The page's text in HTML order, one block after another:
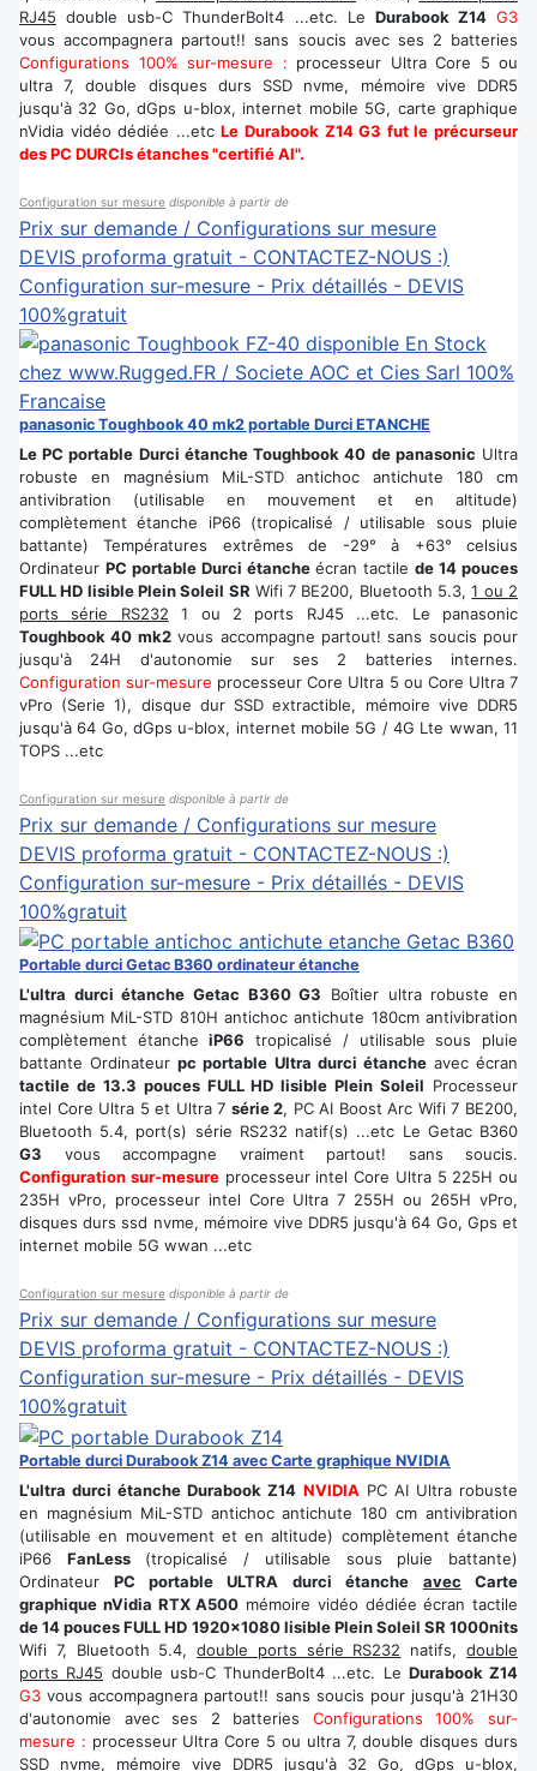
RJ45 double usb-C ThunderBolt4 ...etc. Le Durabook Z14 G3
vous accompagnera partout!! sans soucis avec ses 2 batteries
Configurations 100% sur-mesure : processeur Ultra Core 5 ou
ultra 7, double disques durs SSD nvme, mémoire vive DDR5
jusqu'à 32 Go, dGps u-blox, internet mobile 5G, carte graphique
nVidia vidéo dédiée ...etcLe Durabook Z14 G3 fut le précurseur
des PC DURCIs étanches "certifié AI".
Configuration sur mesure disponible à partir de
Prix sur demande / Configurations sur mesure
DEVIS proforma gratuit - CONTACTEZ-NOUS :)
Configuration sur-mesure - Prix détaillés - DEVIS
100%gratuit
panasonic Toughbook 40 mk2 portable Durci ETANCHE
Le PC portable Durci étanche Toughbook 40 de panasonic Ultra
robuste en magnésium MiL-STD antichoc antichute 180 cm
antivibration (utilisable en mouvement et en altitude)
complètement étanche iP66 (tropicalisé / utilisable sous pluie
battante) Températures extrêmes de -29° à +63° celsius
Ordinateur PC portable Durci étancheécran tactilede 14 pouces
FULL HD lisible Plein Soleil SR Wifi 7 BE200, Bluetooth 5.3,1 ou 2
ports série RS232 1 ou 2 ports RJ45 ...etc. Le panasonic
Toughbook 40 mk2vous accompagne partout! sans soucis pour
jusqu'à 24H d'autonomie sur ses 2 batteries internes.
Configuration sur-mesure processeur Core Ultra 5 ou Core Ultra 7
vPro (Serie 1), disque dur SSD extractible, mémoire vive DDR5
jusqu'à 64 Go, dGps u-blox, internet mobile 5G / 4G Lte wwan, 11
TOPS ...etc
Configuration sur mesure disponible à partir de
Prix sur demande / Configurations sur mesure
DEVIS proforma gratuit - CONTACTEZ-NOUS :)
Configuration sur-mesure - Prix détaillés - DEVIS
100%gratuit
Portable durci Getac B360 ordinateur étanche
L'ultra durci étanche Getac B360 G3 Boîtier ultra robuste en
magnésium MiL-STD 810H antichoc antichute 180cm antivibration
complètement étancheiP66 tropicalisé / utilisable sous pluie
battante Ordinateurpc portable Ultra durci étancheavec écran
tactile de 13.3 pouces FULL HD lisible Plein Soleil Processeur
intel Core Ultra 5 et Ultra 7 série 2, PC AI Boost Arc Wifi 7 BE200,
Bluetooth 5.4, port(s) série RS232 natif(s) ...etc Le Getac B360
G3 vous accompagne vraiment partout! sans soucis.
Configuration sur-mesureprocesseur intel Core Ultra 5 225H ou
235H vPro, processeur intel Core Ultra 7 255H ou 265H vPro,
disques durs ssd nvme, mémoire vive DDR5 jusqu'à 64 Go, Gps et
internet mobile 5G wwan ...etc
Configuration sur mesure disponible à partir de
Prix sur demande / Configurations sur mesure
DEVIS proforma gratuit - CONTACTEZ-NOUS :)
Configuration sur-mesure - Prix détaillés - DEVIS
100%gratuit
Portable durci Durabook Z14 avec Carte graphique NVIDIA
L'ultra durci étanche Durabook Z14 NVIDIA PC AI Ultra robuste
en magnésium MiL-STD antichoc antichute 180 cm antivibration
(utilisable en mouvement et en altitude) complètement étanche
iP66 FanLess(tropicalisé / utilisable sous pluie battante)
OrdinateurPC portable ULTRA durci étanche avec Carte
graphique nVidia RTX A500 mémoire vidéo dédiée écran tactile
de 14 pouces FULL HD 1920x1080 lisible Plein Soleil SR 1000nits
Wifi 7, Bluetooth 5.4,double ports série RS232 natifs,double
ports RJ45 double usb-C ThunderBolt4 ...etc. Le Durabook Z14
G3 vous accompagnera partout!! sans soucis pour jusqu'à 21H30
d'autonomie avec ses 2 batteries Configurations 100% sur-
mesure : processeur Ultra Core 5 ou ultra 7, double disques durs
SSD nvme, mémoire vive DDR5 jusqu'à 32 Go, dGps u-blox,